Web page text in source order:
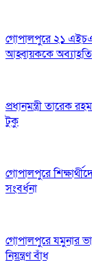
গোপালপুরে ২১
আহ্বায়ককে অব্যাহতি
প্রধানমন্ত্রী তারেক
টুকু
গোপালপুরে
সংবর্ধনা
গোপালপুরে যমুনার
নিয়ন্ত্রণ বাঁধ